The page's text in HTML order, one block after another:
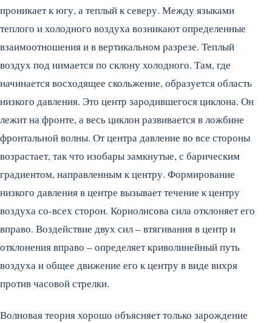
проникает к югу, а теплый к северу. Между языками
теплого и холодного воздуха возникают определенные
взаимоотношения и в вертикальном разрезе. Теплый
воздух под нимается по склону холодного. Там, где
начинается восходящее скольжение, образуется область
низкого давления. Это центр зародившегося циклона. Он
лежит на фронте, а весь циклон развивается в ложбине
фронтальной волны. От центра давление во все стороны
возрастает, так что изобары замкнутые, с барическим
градиентом, направленным к центру. Формирование
низкого давления в центре вызывает течение к центру
воздуха со-всех сторон. Кориолисова сила отклоняет его
вправо. Воздействие двух сил – втягивания в центр и
отклонения вправо – определяет криволинейный путь
воздуха и общее движение его к центру в виде вихря
против часовой стрелки.
Волновая теория хорошо объясняет только зарождение